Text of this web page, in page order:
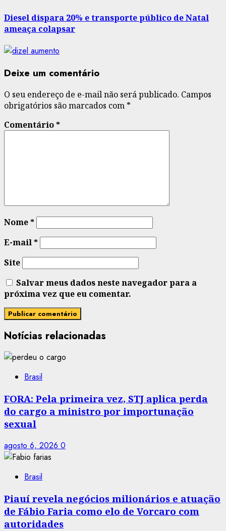
Diesel dispara 20% e transporte público de Natal
ameaça colapsar
Deixe um comentário
O seu endereço de e-mail não será publicado. Campos
obrigatórios são marcados com *
Comentário*
Nome*
E-mail*
Site
Salvar meus dados neste navegador para a
próxima vez que eu comentar.
Notícias relacionadas
Brasil
FORA: Pela primeira vez, STJ aplica perda
do cargo a ministro por importunação
sexual
agosto 6, 2026 0
Brasil
Piauí revela negócios milionários e atuação
de Fábio Faria como elo de Vorcaro com
autoridades